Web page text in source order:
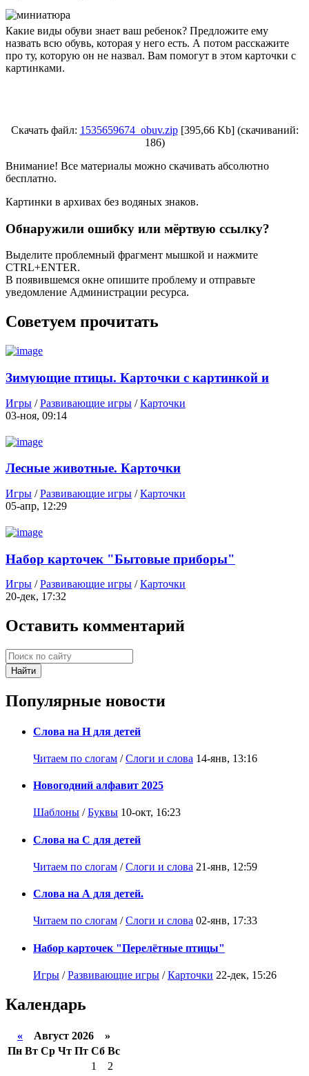
Какие виды обуви знает ваш ребенок? Предложите ему
назвать всю обувь, которая у него есть. А потом расскажите
про ту, которую он не назвал. Вам помогут в этом карточки с
картинками.
Скачать файл: 1535659674_obuv.zip[395,66 Kb] (cкачиваний:
186)
Внимание! Все материалы можно скачивать абсолютно
бесплатно.
Картинки в архивах без водяных знаков.
Обнаружили ошибку или мёртвую ссылку?
Выделите проблемный фрагмент мышкой и нажмите
CTRL+ENTER.
В появившемся окне опишите проблему и отправьте
уведомление Администрации ресурса.
Советуем прочитать
Зимующие птицы. Карточки с картинкой и
Игры /Развивающие игры /Карточки
03-ноя, 09:14
Лесные животные. Карточки
Игры /Развивающие игры /Карточки
05-апр, 12:29
Набор карточек "Бытовые приборы"
Игры /Развивающие игры /Карточки
20-дек, 17:32
Оставить комментарий
Найти
Популярные новости
Слова на Н для детей
Читаем по слогам /Слоги и слова 14-янв, 13:16
Новогодний алфавит 2025
Шаблоны /Буквы 10-окт, 16:23
Слова на С для детей
Читаем по слогам /Слоги и слова 21-янв, 12:59
Слова на А для детей.
Читаем по слогам /Слоги и слова 02-янв, 17:33
Набор карточек "Перелётные птицы"
Игры /Развивающие игры /Карточки 22-дек, 15:26
Календарь
« Август 2026 »
Пн Вт Ср Чт Пт Сб Вс
1
2